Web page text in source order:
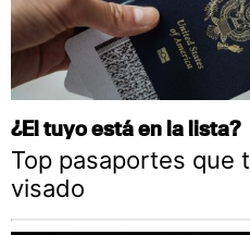
¿El tuyo está en la lista?
Top pasaportes que
visado